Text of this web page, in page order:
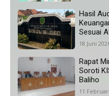
Hasil
Sesuai
18 Juni
Rapat
Soroti
Baliho
11